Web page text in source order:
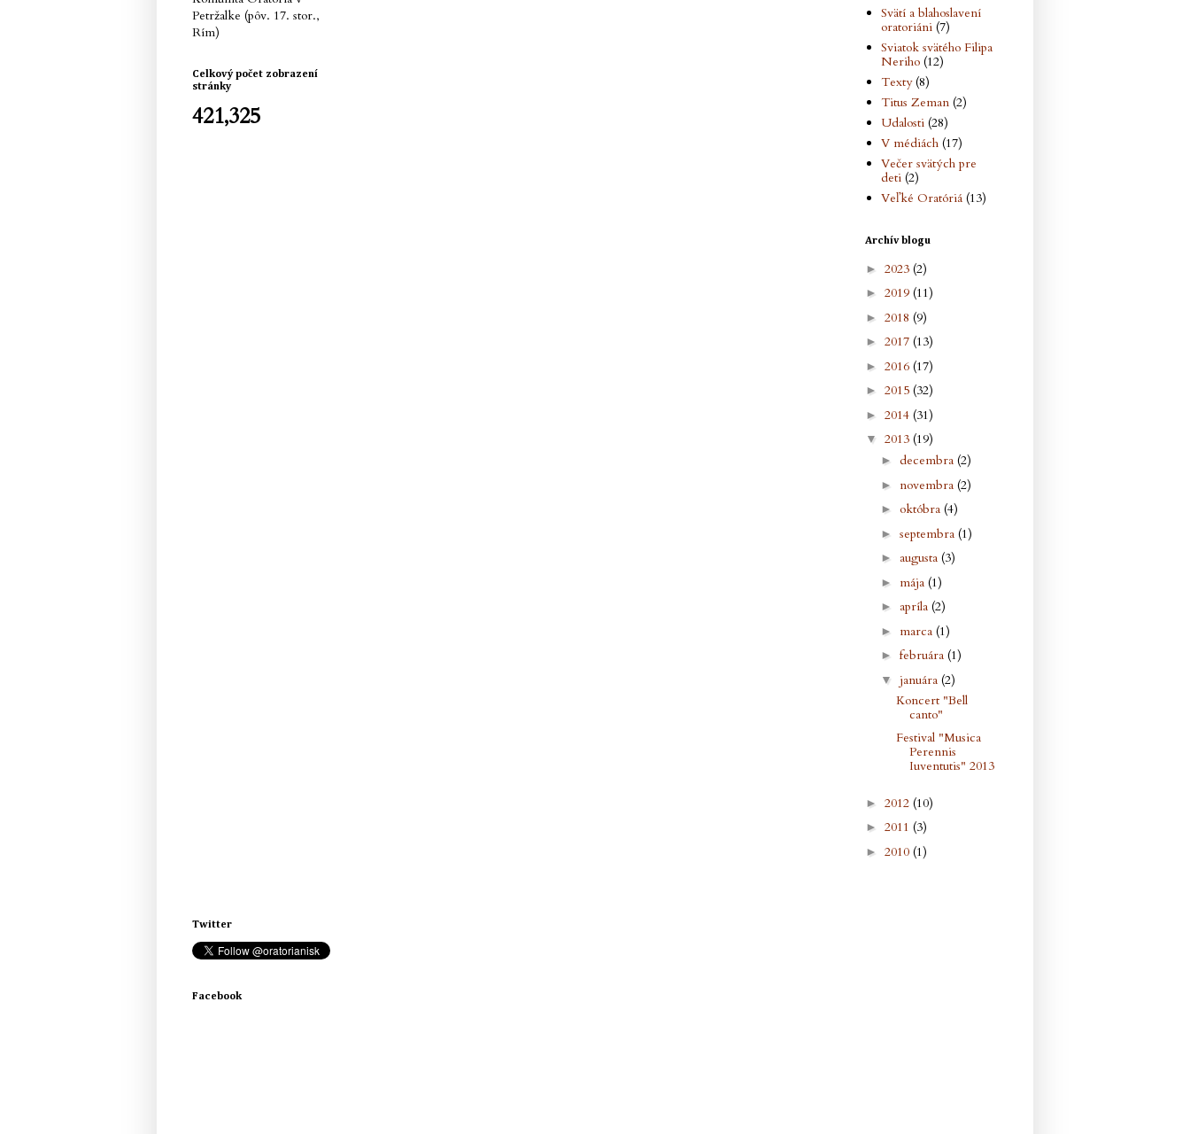
Petržalke (pôv. 17. stor.,
Rím)
Celkový počet zobrazení
stránky
421,325
Svätí a blahoslavení
oratoriáni (7)
Sviatok svätého Filipa
Neriho (12)
Texty (8)
Titus Zeman (2)
Udalosti (28)
V médiách (17)
Večer svätých pre
deti (2)
Veľké Oratóriá (13)
Archív blogu
► 2023 (2)
► 2019 (11)
► 2018 (9)
► 2017 (13)
► 2016 (17)
► 2015 (32)
► 2014 (31)
▼ 2013 (19)
► decembra (2)
► novembra (2)
► októbra (4)
► septembra (1)
► augusta (3)
► mája (1)
► apríla (2)
► marca (1)
► februára (1)
▼ januára (2)
Koncert "Bell
canto"
Festival "Musica
Perennis
Iuventutis" 2013
► 2012 (10)
► 2011 (3)
► 2010 (1)
Twitter
Facebook